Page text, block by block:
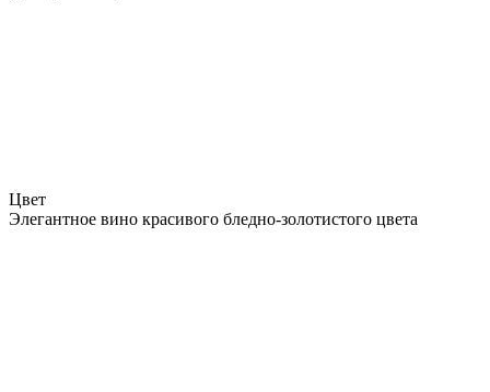
Цвет
Элегантное вино красивого бледно-золотистого цвета